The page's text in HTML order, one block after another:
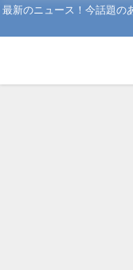
最新のニュース！今話題の